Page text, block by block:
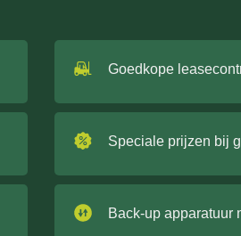
Goedkope
Speciale prijzen bij
Back-up apparatuur